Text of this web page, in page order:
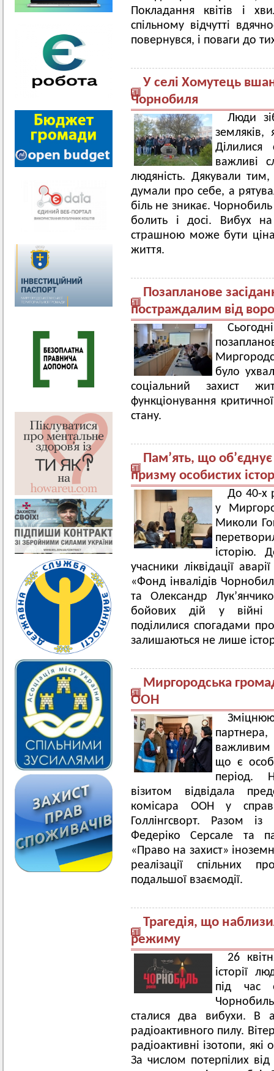
Покладання квітів і
спільному відчутті
повернувся, і поваги до
У селі Хомутець
Чорнобиля
Люди
земляків,
Ділилися
важливі
людяність. Дякували
думали про себе, а
біль не зникає.
болить і досі. Вибух
страшною може бути
життя.
Позапланове
постраждалим від
було
соціальний захист
функціонування
стану.
Пам’ять, що
призму особистих
До 40-х
у
Миколи
історію.
учасники ліквідації
«Фонд інвалідів
та Олександр
бойових дій у війні
поділилися спогадами
залишаються не лише
Миргородська
ООН
важливим
що є
період.
візитом відвідала
комісара ООН у
Голлінгсворт. Разом
Федеріко Серсале та
«Право на захист»
реалізації спільних
подальшої взаємодії.
Трагедія, що
режиму
26
історії
під час
сталися два вибухи. В
радіоактивного пилу.
радіоактивні ізотопи,
За числом потерпілих